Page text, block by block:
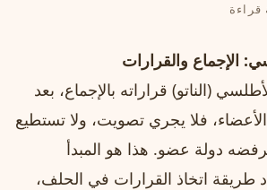
الإجماع والقرارات
(الناتو) قراراته بالإجماع، بعد
فلا يجري تصويت، ولا تستطيع
دولة عضو. هذا هو المبدأ
طريقة اتخاذ القرارات في الحلف،